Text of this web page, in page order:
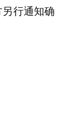
行通知确